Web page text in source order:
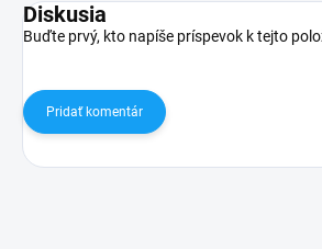
Diskusia
Buďte prvý, kto napíše príspevok k tejto
Pridať komentár